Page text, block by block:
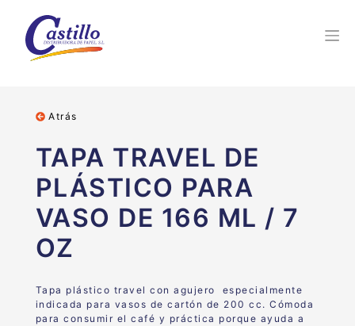
Atrás
TAPA TRAVEL DE
PLÁSTICO PARA
VASO DE 166 ML / 7
OZ
Tapa plástico travel con agujero especialmente
indicada para vasos de cartón de 200 cc. Cómoda
para consumir el café y práctica porque ayuda a